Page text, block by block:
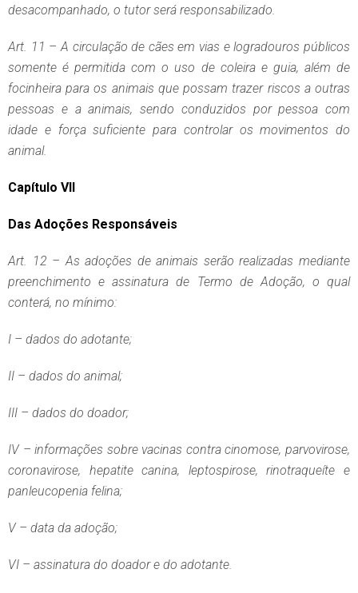
desacompanhado, o tutor será responsabilizado.
Art. 11 – A circulação de cães em vias e logradouros públicos
somente é permitida com o uso de coleira e guia, além de
focinheira para os animais que possam trazer riscos a outras
pessoas e a animais, sendo conduzidos por pessoa com
idade e força suficiente para controlar os movimentos do
animal.
Capítulo VII
Das Adoções Responsáveis
Art. 12 – As adoções de animais serão realizadas mediante
preenchimento e assinatura de Termo de Adoção, o qual
conterá, no mínimo:
I – dados do adotante;
II – dados do animal;
III – dados do doador;
IV – informações sobre vacinas contra cinomose, parvovirose,
coronavirose, hepatite canina, leptospirose, rinotraqueíte e
panleucopenia felina;
V – data da adoção;
VI – assinatura do doador e do adotante.